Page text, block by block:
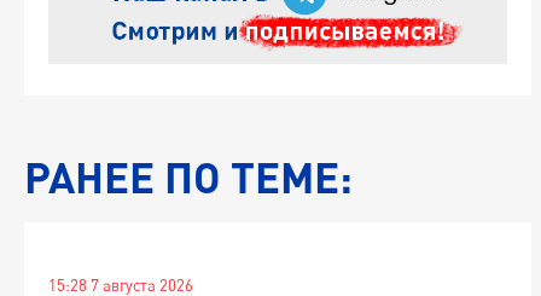
РАНЕЕ ПО ТЕМЕ:
15:28 7 августа 2026